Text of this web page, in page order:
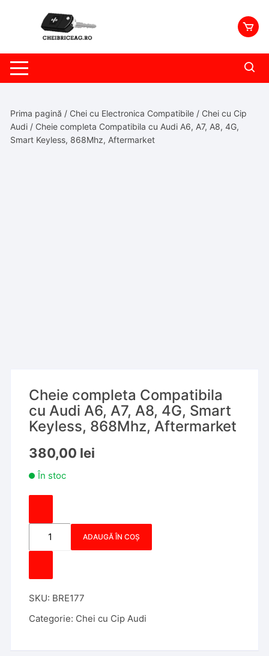
Prima pagină / Chei cu Electronica Compatibile / Chei cu Cip
Audi / Cheie completa Compatibila cu Audi A6, A7, A8, 4G,
Smart Keyless, 868Mhz, Aftermarket
Cheie completa Compatibila
cu Audi A6, A7, A8, 4G, Smart
Keyless, 868Mhz, Aftermarket
380,00 lei
În stoc
Cheie
Audi
A6,
ADAUGĂ ÎN COȘ
SKU: BRE177
Categorie: Chei cu Cip Audi